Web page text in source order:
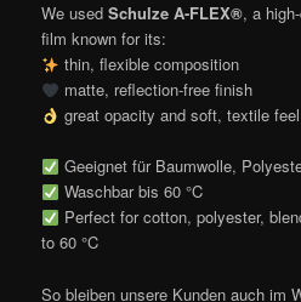
We usedSchulze A-FLEX®, a
film known for its:
thin, flexible composition
matte, reflection-free finish
great opacity and soft, textile feel
Geeignet für Baumwolle,
Waschbar bis 60 °C
Perfect for cotton, polyester,
to 60 °C
So bleiben unsere Kunden auch im